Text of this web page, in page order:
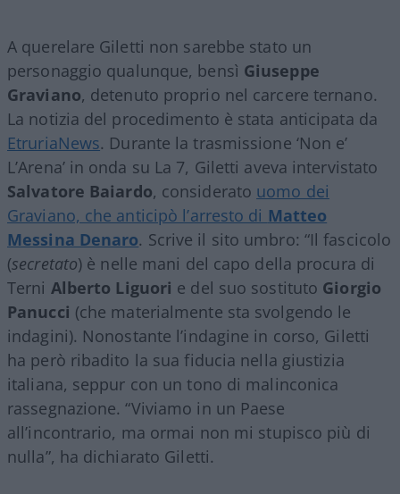
A querelare Giletti non sarebbe stato un
personaggio qualunque, bensì Giuseppe
Graviano, detenuto proprio nel carcere ternano.
La notizia del procedimento è stata anticipata da
EtruriaNews. Durante la trasmissione ‘Non e’
L’Arena’ in onda su La 7, Giletti aveva intervistato
Salvatore Baiardo, considerato uomo dei
Graviano, che anticipò l’arresto di Matteo
Messina Denaro. Scrive il sito umbro: “Il fascicolo
(secretato) è nelle mani del capo della procura di
Terni Alberto Liguori e del suo sostituto Giorgio
Panucci (che materialmente sta svolgendo le
indagini). Nonostante l’indagine in corso, Giletti
ha però ribadito la sua fiducia nella giustizia
italiana, seppur con un tono di malinconica
rassegnazione. “Viviamo in un Paese
all’incontrario, ma ormai non mi stupisco più di
nulla”, ha dichiarato Giletti.